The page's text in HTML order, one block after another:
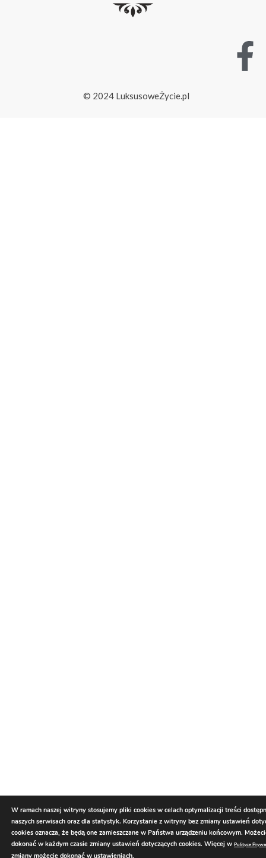
© 2024 LuksusoweŻycie.pl
W ramach naszej witryny stosujemy pliki cookies w celach optymalizacji treści
naszych serwisach oraz dla statystyk. Korzystanie z witryny bez zmiany ustawień
cookies oznacza, że będą one zamieszczane w Państwa urządzeniu końcowym.
dokonać w każdym czasie zmiany ustawień dotyczących cookies. Więcej w Polityce
zmiany możecie dokonać w ustawieniach.